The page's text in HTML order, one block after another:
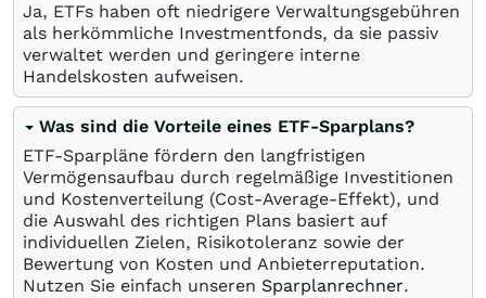
Ja, ETFs haben oft niedrigere Verwaltungsgebühren
als herkömmliche Investmentfonds, da sie passiv
verwaltet werden und geringere interne
Handelskosten aufweisen.
Was sind die Vorteile eines ETF-Sparplans?
ETF-Sparpläne fördern den langfristigen
Vermögensaufbau durch regelmäßige Investitionen
und Kostenverteilung (Cost-Average-Effekt), und
die Auswahl des richtigen Plans basiert auf
individuellen Zielen, Risikotoleranz sowie der
Bewertung von Kosten und Anbieterreputation.
Nutzen Sie einfach unseren Sparplanrechner.